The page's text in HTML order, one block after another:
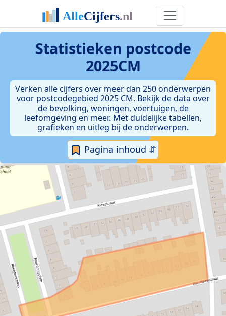
Statistieken postcode
2025CM
Verken alle cijfers over meer dan 250 onderwerpen
voor postcodegebied 2025 CM. Bekijk de data over
de bevolking, woningen, voertuigen, de
leefomgeving en meer. Met duidelijke tabellen,
grafieken en uitleg bij de onderwerpen.
Pagina inhoud ⇵